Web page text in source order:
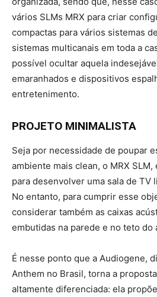
vários SLMs MRX para criar
compactas para vários sistemas
sistemas multicanais em toda a
possível ocultar aquela
emaranhados e dispositivos
entretenimento.
PROJETO MINIMALISTA
Seja por necessidade de poupar
ambiente mais clean, o MRX
para desenvolver uma sala de TV
No entanto, para cumprir esse
considerar também as caixas
embutidas na parede e no teto do
É nesse ponto que a Audiogene,
Anthem no Brasil, torna a
altamente diferenciada: ela